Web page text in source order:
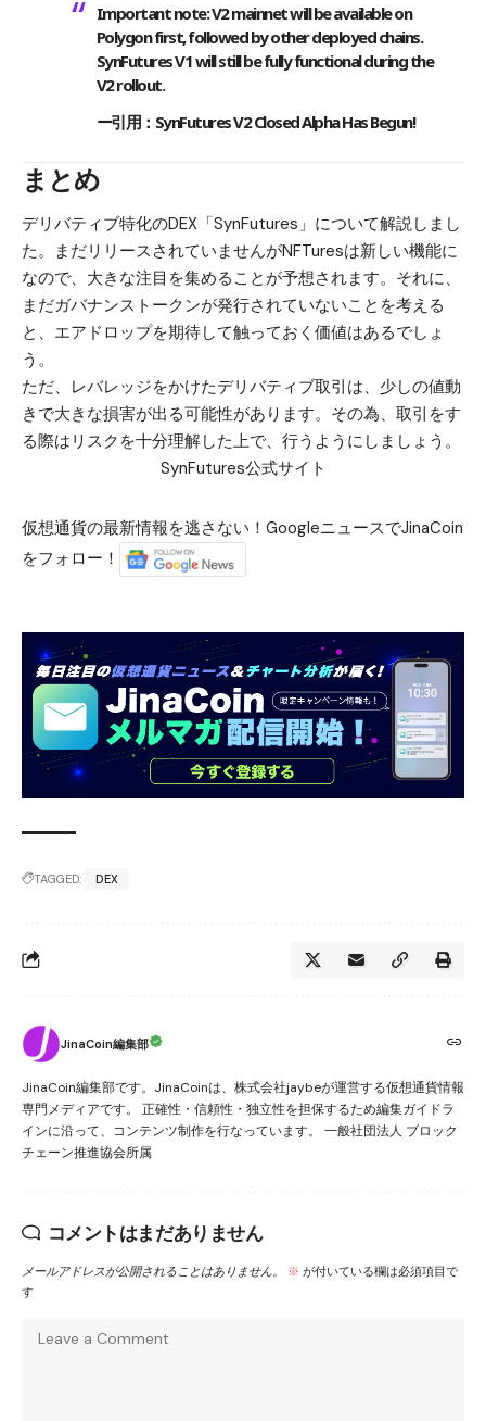
Important note: V2 mainnet will be available on
Polygon first, followed by other deployed chains.
SynFutures V1 will still be fully functional during the
V2 rollout.
ー引用： SynFutures V2 Closed Alpha Has Begun!
まとめ
デリバティブ特化のDEX「SynFutures」について解説しまし
た。まだリリースされていませんがNFTuresは新しい機能に
なので、大きな注目を集めることが予想されます。それに、
まだガバナンストークンが発行されていないことを考える
と、 エアドロップを期待して触っておく価値はあるでしょ
う。
ただ、レバレッジをかけたデリバティブ取引は、 少しの値動
きで大きな損害が出る可能性があります。その為、取引をす
る際はリスクを十分理解した上で、行うようにしましょう。
SynFutures公式サイト
仮想通貨の最新情報を逃さない！GoogleニュースでJinaCoin
をフォロー！
TAGGED: DEX
JinaCoin編集部
JinaCoin編集部です。JinaCoinは、株式会社jaybeが運営する仮想通貨情報
専門メディアです。 正確性・信頼性・独立性を担保するため編集ガイドラ
インに沿って、コンテンツ制作を行なっています。 一般社団法人 ブロック
チェーン推進協会所属
コメントはまだありません
メールアドレスが公開されることはありません。 ※ が付いている欄は必須項目で
す